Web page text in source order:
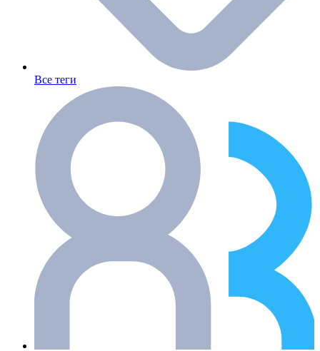
Все теги